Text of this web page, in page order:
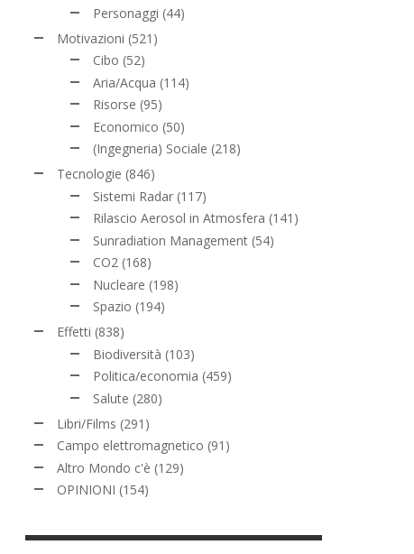
Personaggi (44)
Motivazioni (521)
Cibo (52)
Aria/Acqua (114)
Risorse (95)
Economico (50)
(Ingegneria) Sociale (218)
Tecnologie (846)
Sistemi Radar (117)
Rilascio Aerosol in Atmosfera (141)
Sunradiation Management (54)
CO2 (168)
Nucleare (198)
Spazio (194)
Effetti (838)
Biodiversità (103)
Politica/economia (459)
Salute (280)
Libri/Films (291)
Campo elettromagnetico (91)
Altro Mondo c'è (129)
OPINIONI (154)